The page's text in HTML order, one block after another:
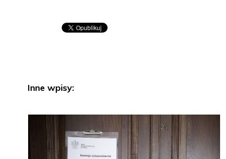
Inne wpisy: